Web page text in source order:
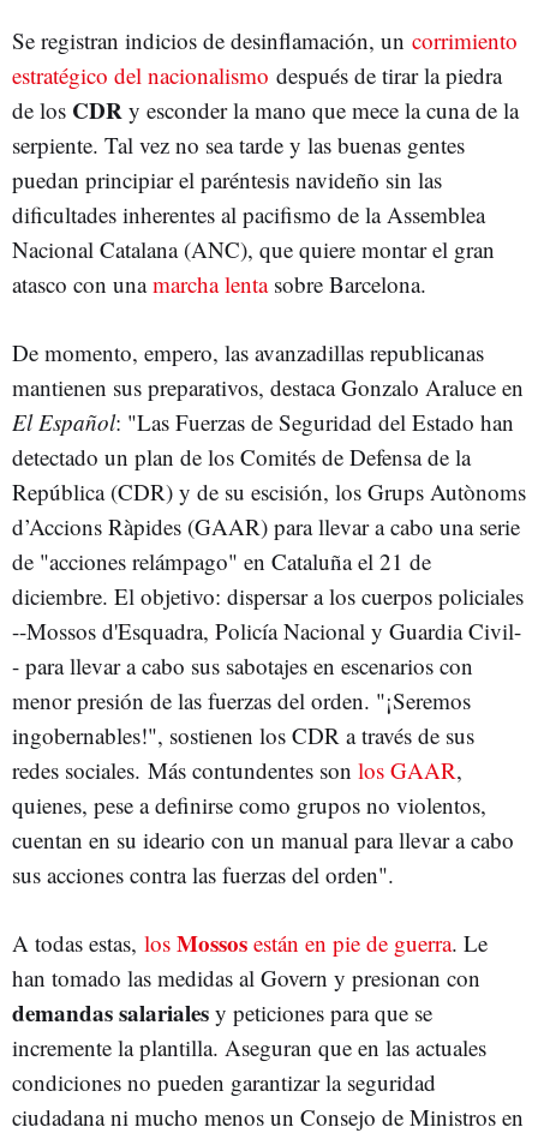
Se registran indicios de desinflamación, un corrimiento
estratégico del nacionalismo después de tirar la piedra
de los CDR y esconder la mano que mece la cuna de la
serpiente. Tal vez no sea tarde y las buenas gentes
puedan principiar el paréntesis navideño sin las
dificultades inherentes al pacifismo de la Assemblea
Nacional Catalana (ANC), que quiere montar el gran
atasco con unamarcha lentasobre Barcelona.
De momento, empero, las avanzadillas republicanas
mantienen sus preparativos, destaca Gonzalo Araluce en
El Español: "Las Fuerzas de Seguridad del Estado han
detectado un plan de los Comités de Defensa de la
República (CDR) y de su escisión, los Grups Autònoms
d’Accions Ràpides (GAAR) para llevar a cabo una serie
de "acciones relámpago" en Cataluña el 21 de
diciembre. El objetivo: dispersar a los cuerpos policiales
--Mossos d'Esquadra, Policía Nacional y Guardia Civil-
- para llevar a cabo sus sabotajes en escenarios con
menor presión de las fuerzas del orden. "¡Seremos
ingobernables!", sostienen los CDR a través de sus
redes sociales. Más contundentes son los GAAR,
quienes, pese a definirse como grupos no violentos,
cuentan en su ideario con un manual para llevar a cabo
sus acciones contra las fuerzas del orden".
A todas estas, los Mossos están en pie de guerra. Le
han tomado las medidas al Govern y presionan con
demandas salariales y peticiones para que se
incremente la plantilla. Aseguran que en las actuales
condiciones no pueden garantizar la seguridad
ciudadana ni mucho menos un Consejo de Ministros en